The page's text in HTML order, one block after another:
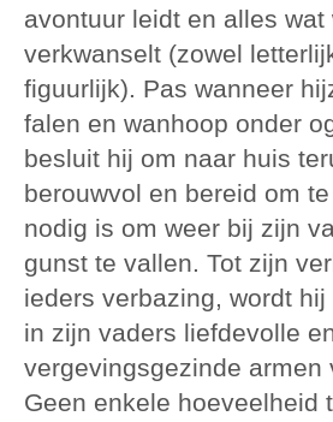
avontuur leidt en alles wat
verkwanselt (zowel
figuurlijk). Pas wanneer
falen en wanhoop onder
besluit hij om naar huis
berouwvol en bereid om
nodig is om weer bij zijn
gunst te vallen. Tot zijn
ieders verbazing, wordt
in zijn vaders liefdevolle
vergevingsgezinde armen
Geen enkele hoeveelheid